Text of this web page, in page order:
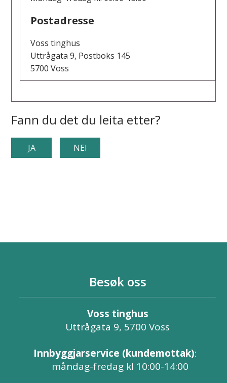
Postadresse
Voss tinghus
Uttrågata 9, Postboks 145
5700 Voss
Fann du det du leita etter?
JA NEI
Besøk oss
Voss tinghus
Uttrågata 9, 5700 Voss
Innbyggjarservice (kundemottak):
måndag-fredag kl 10:00-14:00